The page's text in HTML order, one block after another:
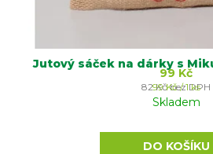
Jutový sáček na dárky s
Skladem
82 Kč bez DPH
99 Kč
Měrná
cena:
99 Kč / 1 ks
DO KOŠÍKU